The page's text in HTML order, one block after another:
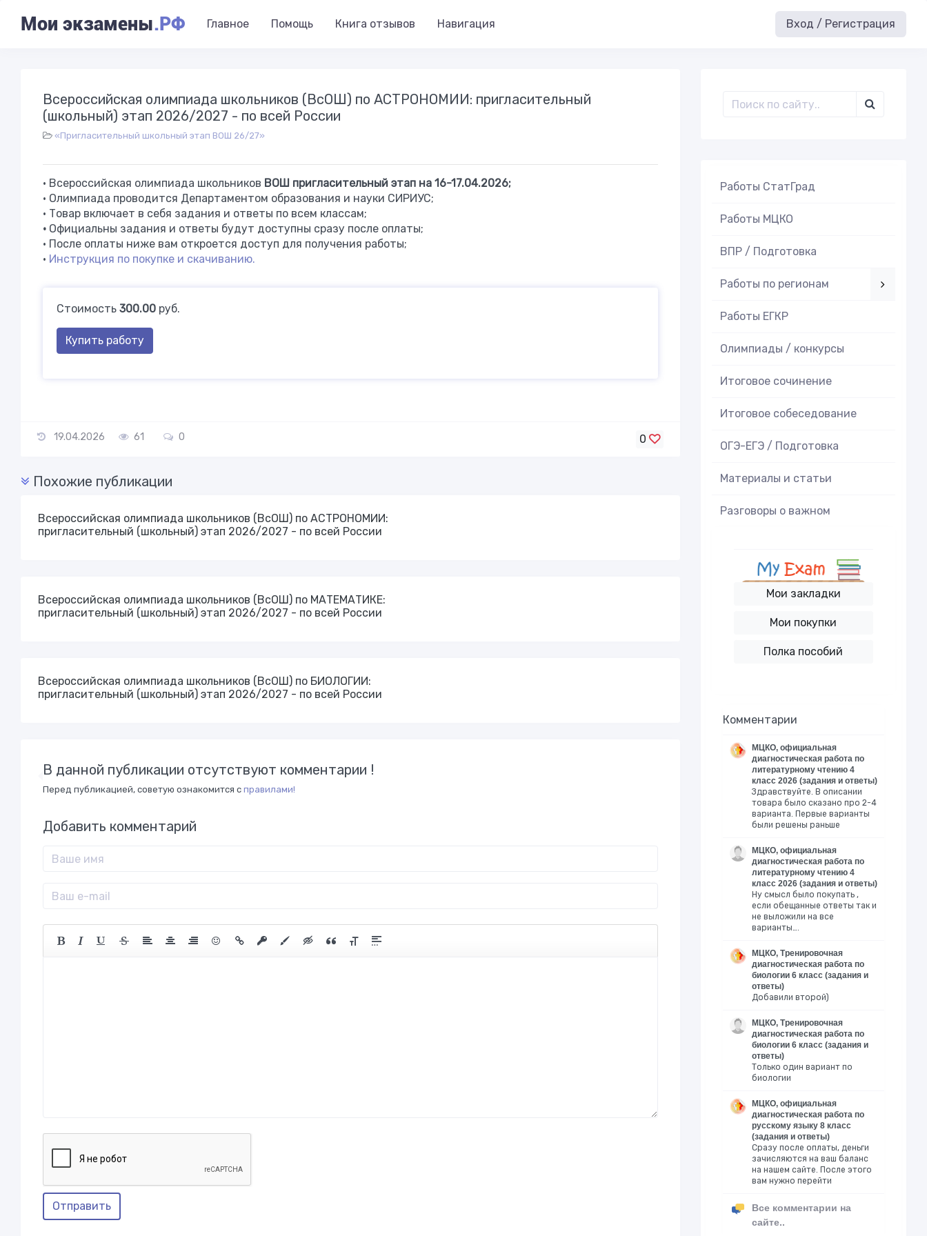
Мои экзамены.РФ Главное Помощь Книга отзывов Навигация Вход / Регистрация
Всероссийская олимпиада школьников (ВсОШ) по АСТРОНОМИИ: пригласительный
(школьный) этап 2026/2027 - по всей России
«Пригласительный школьный этап ВОШ 26/27»
• Всероссийская олимпиада школьников ВОШ пригласительный этап на 16-17.04.2026;
• Олимпиада проводится Департаментом образования и науки СИРИУС;
• Товар включает в себя задания и ответы по всем классам;
• Официальны задания и ответы будут доступны сразу после оплаты;
• После оплаты ниже вам откроется доступ для получения работы;
• Инструкция по покупке и скачиванию.
Стоимость 300.00 руб.
Купить работу
19.04.2026 61 0 0
Похожие публикации
Всероссийская олимпиада школьников (ВсОШ) по АСТРОНОМИИ:
пригласительный (школьный) этап 2026/2027 - по всей России
Всероссийская олимпиада школьников (ВсОШ) по МАТЕМАТИКЕ:
пригласительный (школьный) этап 2026/2027 - по всей России
Всероссийская олимпиада школьников (ВсОШ) по БИОЛОГИИ:
пригласительный (школьный) этап 2026/2027 - по всей России
В данной публикации отсутствуют комментарии !
Перед публикацией, советую ознакомится с правилами!
Добавить комментарий
Отправить
Работы СтатГрад
Работы МЦКО
ВПР / Подготовка
Работы по регионам
Работы ЕГКР
Олимпиады / конкурсы
Итоговое cочинение
Итоговое cобеседование
ОГЭ-ЕГЭ / Подготовка
Материалы и статьи
Разговоры о важном
Мои закладки
Мои покупки
Полка пособий
Комментарии
МЦКО, официальная
диагностическая работа по
литературному чтению 4
класс 2026 (задания и ответы)
Здравствуйте. В описании
товара было сказано про 2-4
варианта. Первые варианты
были решены раньше
МЦКО, официальная
диагностическая работа по
литературному чтению 4
класс 2026 (задания и ответы)
Ну смысл было покупать ,
если обещанные ответы так и
не выложили на все
варианты….
МЦКО, Тренировочная
диагностическая работа по
биологии 6 класс (задания и
ответы)
Добавили второй)
МЦКО, Тренировочная
диагностическая работа по
биологии 6 класс (задания и
ответы)
Только один вариант по
биологии
МЦКО, официальная
диагностическая работа по
русскому языку 8 класс
(задания и ответы)
Сразу после оплаты, деньги
зачисляются на ваш баланс
на нашем сайте. После этого
вам нужно перейти
Все комментарии на
сайте..